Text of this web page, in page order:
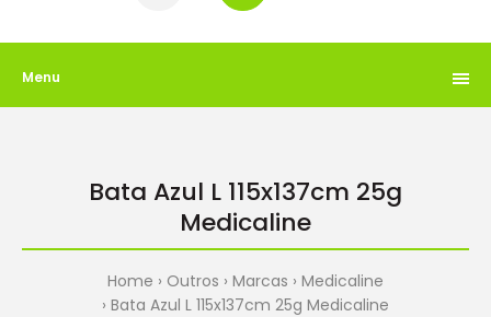
Menu
Bata Azul L 115x137cm 25g
Medicaline
Home Outros Marcas
Medicaline
Bata Azul L 115x137cm 25g Medicaline